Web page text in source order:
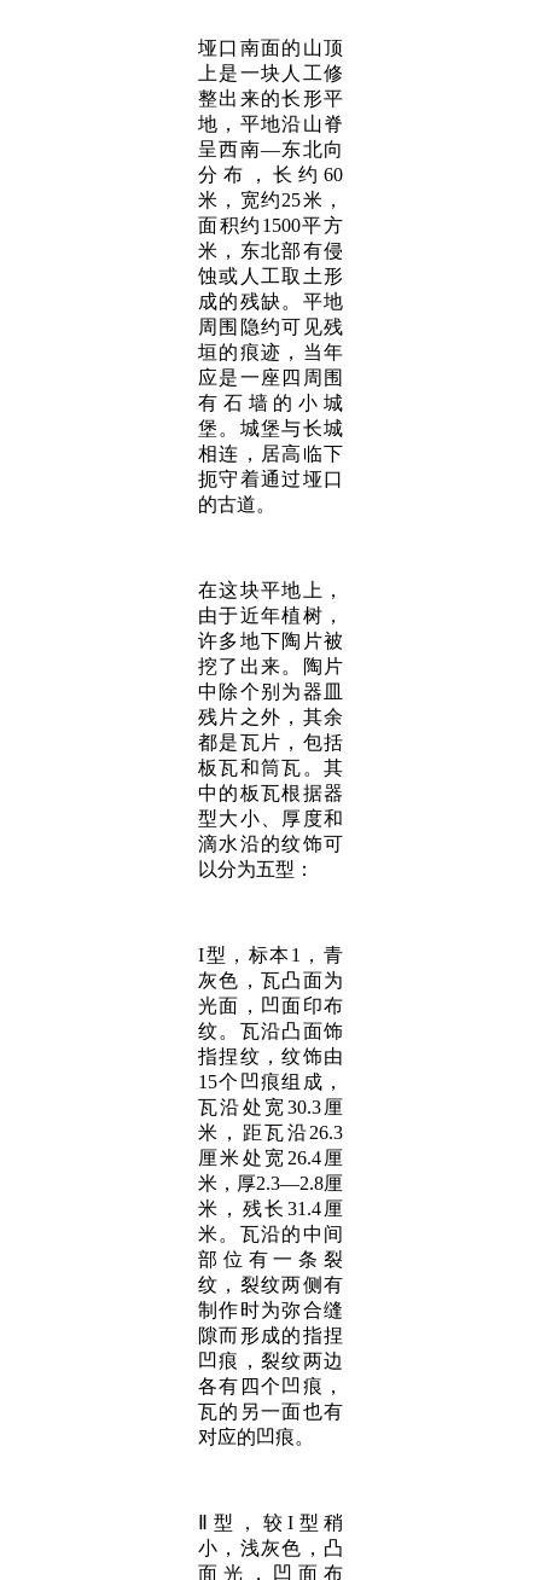
垭口南面的山顶
上是一块人工修
整出来的长形平
地，平地沿山脊
呈西南—东北向
分布，长约60
米，宽约25米，
面积约1500平方
米，东北部有侵
蚀或人工取土形
成的残缺。平地
周围隐约可见残
垣的痕迹，当年
应是一座四周围
有石墙的小城
堡。城堡与长城
相连，居高临下
扼守着通过垭口
的古道。
在这块平地上，
由于近年植树，
许多地下陶片被
挖了出来。陶片
中除个别为器皿
残片之外，其余
都是瓦片，包括
板瓦和筒瓦。其
中的板瓦根据器
型大小、厚度和
滴水沿的纹饰可
以分为五型：
I型，标本1，青
灰色，瓦凸面为
光面，凹面印布
纹。瓦沿凸面饰
指捏纹，纹饰由
15个凹痕组成，
瓦沿处宽30.3厘
米，距瓦沿26.3
厘米处宽26.4厘
米，厚2.3—2.8厘
米，残长31.4厘
米。瓦沿的中间
部位有一条裂
纹，裂纹两侧有
制作时为弥合缝
隙而形成的指捏
凹痕，裂纹两边
各有四个凹痕，
瓦的另一面也有
对应的凹痕。
Ⅱ型，较I型稍
小，浅灰色，凸
面光，凹面布